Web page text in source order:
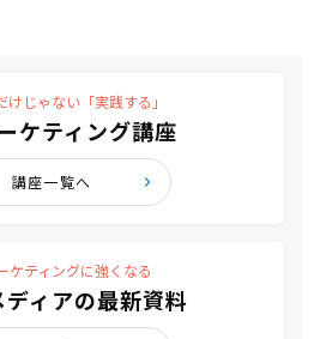
けじゃない「実践する」
ケティング講座
講座一覧へ
ケティングに強くなる
ィアの最新資料